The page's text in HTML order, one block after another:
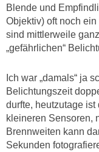
Blende und
Objektiv) oft noch ein
sind mittlerweile
„gefährlichen“
Ich war „damals“ ja
Belichtungszeit
durfte, heutzutage
kleineren Sensoren,
Brennweiten kann
Sekunden